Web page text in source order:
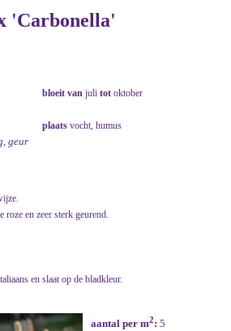
'Carbonella'
bloeit van juli tot oktober
plaats vocht, humus
geur
roze en zeer sterk geurend.
en slaat op de bladkleur.
aantal per m2: 5